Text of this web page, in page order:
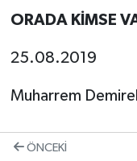
ORADA KİMSE
25.08.2019
Muharrem Demirel
ÖNCEKI